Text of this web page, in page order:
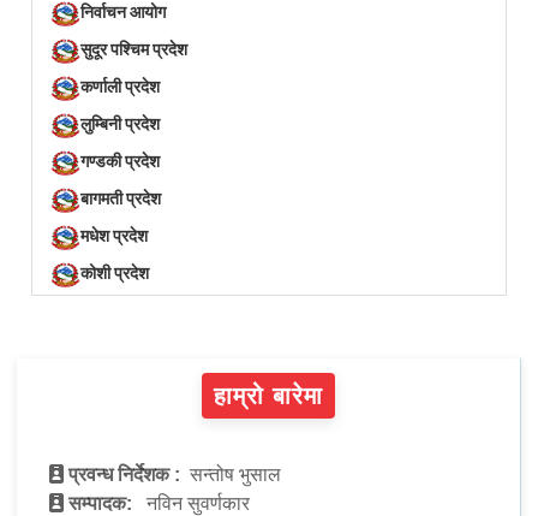
निर्वाचन आयोग
सुदूर पश्चिम प्रदेश
कर्णाली प्रदेश
लुम्बिनी प्रदेश
गण्डकी प्रदेश
बागमती प्रदेश
मधेश प्रदेश
कोशी प्रदेश
हाम्रो बारेमा
प्रवन्ध निर्देशक : सन्तोष भुसाल
सम्पादक:
नविन सुवर्णकार